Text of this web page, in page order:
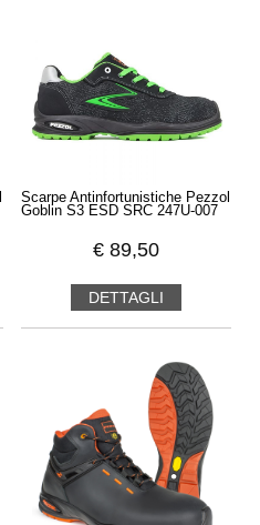
Scarpe Antinfortunistiche Pezzol
Goblin S3 ESD SRC 247U-007
€ 89,50
DETTAGLI